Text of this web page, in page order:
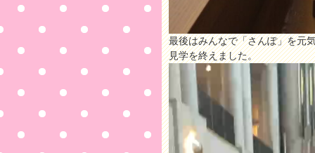
最後はみんなで「さんぽ」を元
見学を終えました。